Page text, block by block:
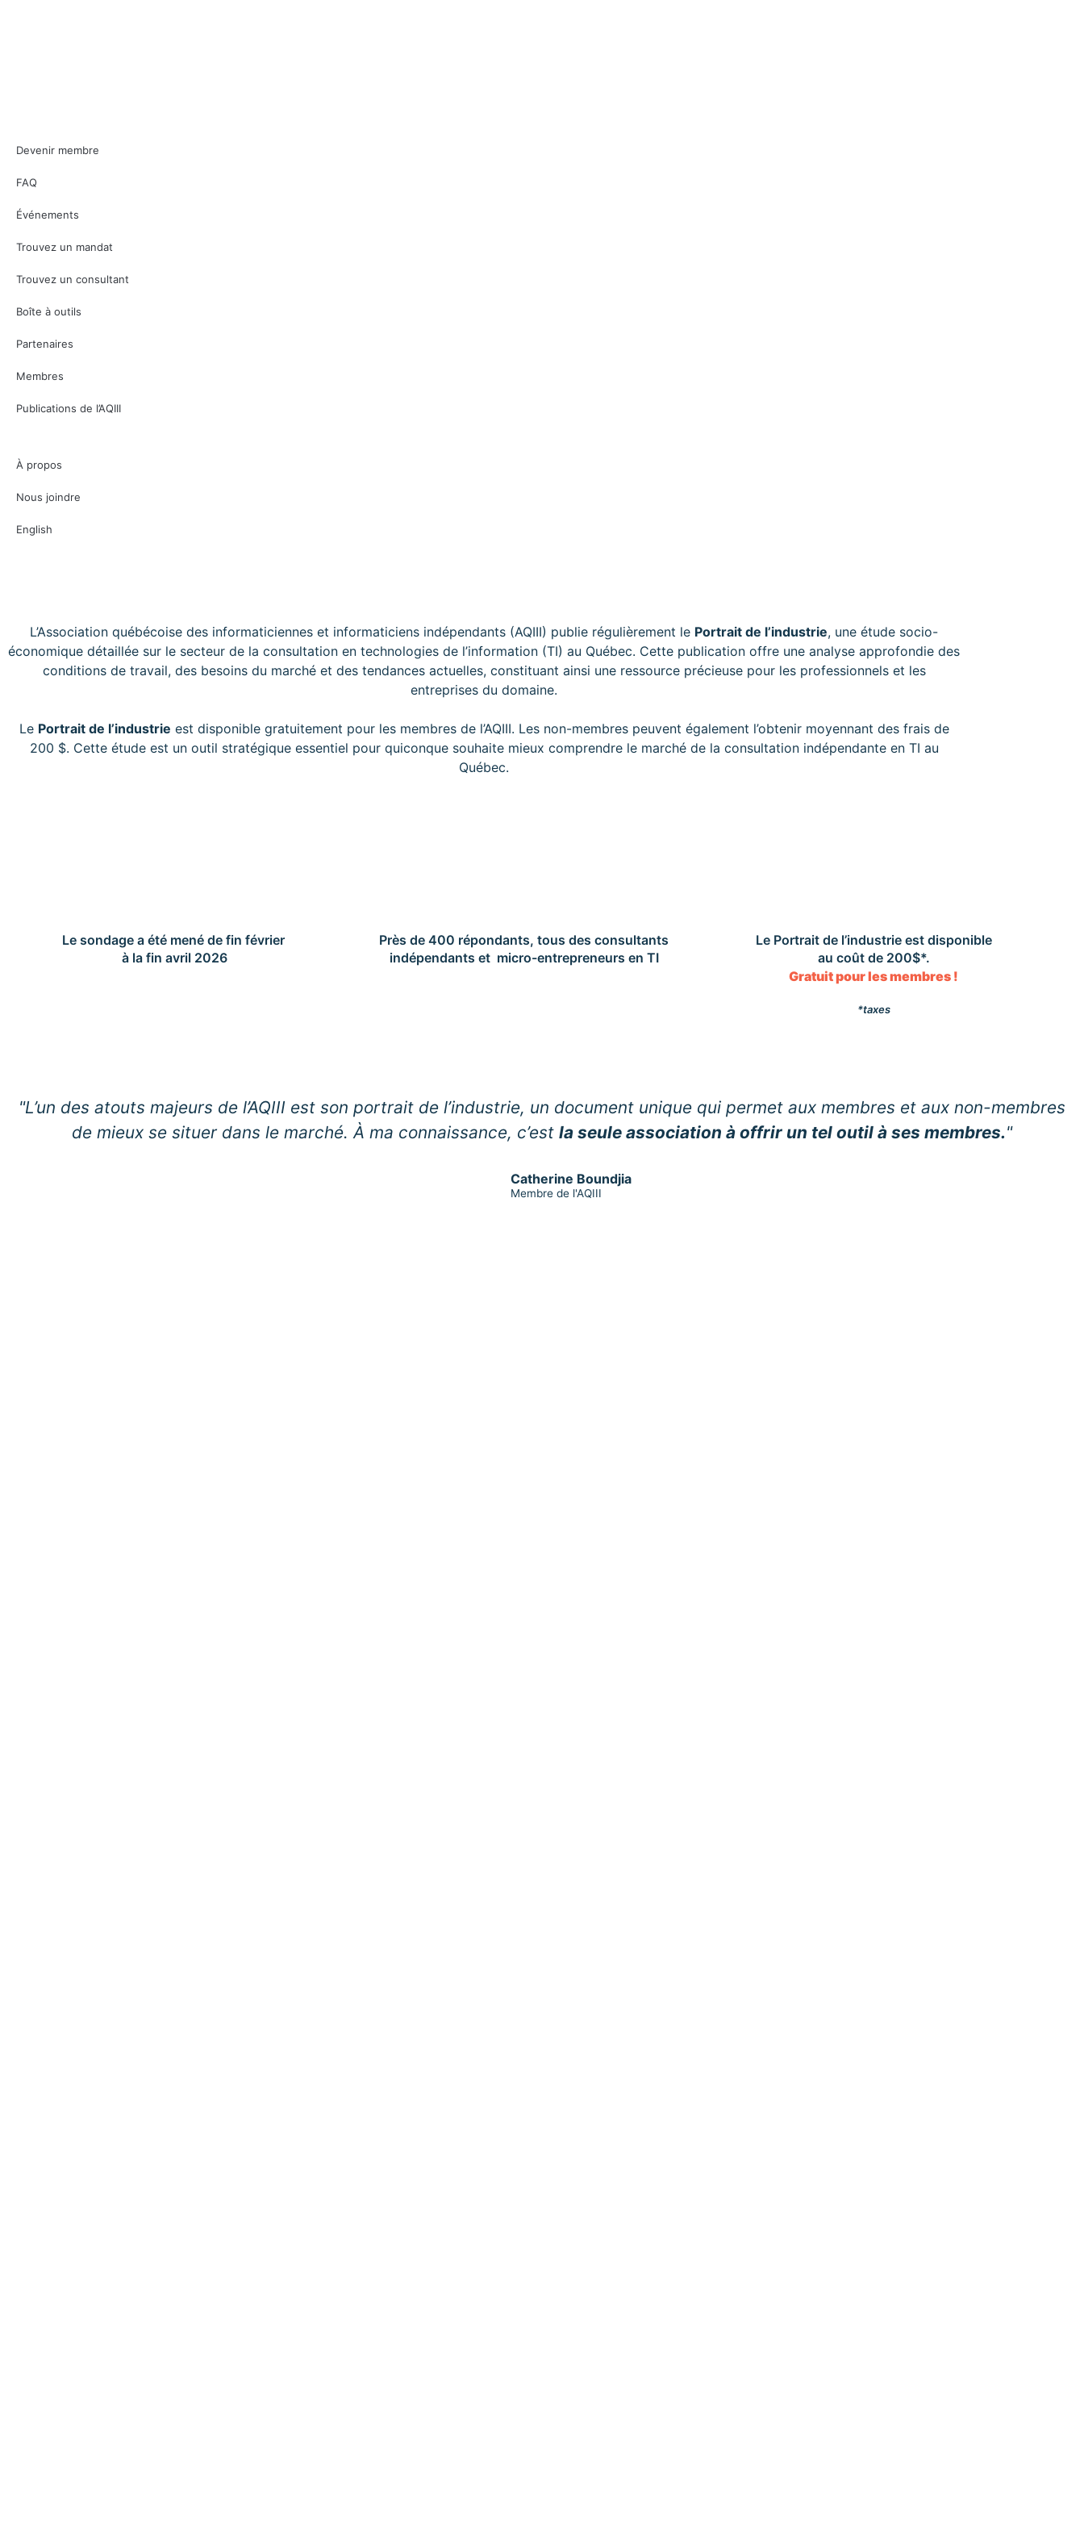
Devenir membre
FAQ
Événements
Trouvez un mandat
Trouvez un consultant
Boîte à outils
Partenaires
Membres
Publications de l’AQIII
À propos
Nous joindre
English
L’Association québécoise des informaticiennes et informaticiens indépendants (AQIII) publie régulièrement le Portrait de l’industrie, une étude socio-
économique détaillée sur le secteur de la consultation en technologies de l’information (TI) au Québec. Cette publication offre une analyse approfondie des
conditions de travail, des besoins du marché et des tendances actuelles, constituant ainsi une ressource précieuse pour les professionnels et les
entreprises du domaine.
Le Portrait de l’industrie est disponible gratuitement pour les membres de l’AQIII. Les non-membres peuvent également l’obtenir moyennant des frais de
200 $. Cette étude est un outil stratégique essentiel pour quiconque souhaite mieux comprendre le marché de la consultation indépendante en TI au
Québec.
Le sondage a été mené de fin février
à la fin avril 2026
Près de 400 répondants, tous des consultants
indépendants et micro-entrepreneurs en TI
Le Portrait de l’industrie est disponible
au coût de 200$*.
Gratuit pour les membres !
*taxes
"L’un des atouts majeurs de l’AQIII est son portrait de l’industrie, un document unique qui permet aux membres et aux non-membres
de mieux se situer dans le marché. À ma connaissance, c’est la seule association à offrir un tel outil à ses membres."
Catherine Boundjia
Membre de l'AQIII